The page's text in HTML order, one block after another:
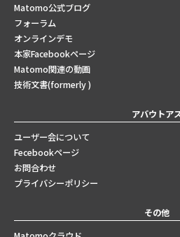
Matomo公式ブログ
フォーラム
オンラインデモ
本家Facebookページ
Matomo関連の動画
技術文書(formerly )
アバウトア
ユーザー会について
Fecebookページ
お問合わせ
プライバシーポリシー
その他